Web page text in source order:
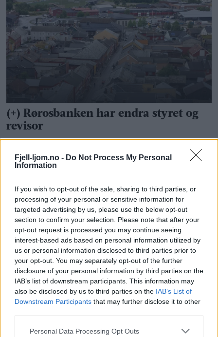
Fjell-ljom.no - Do Not Process My Personal
Information
If you wish to opt-out of the sale, sharing to third parties, or
processing of your personal or sensitive information for
targeted advertising by us, please use the below opt-out
section to confirm your selection. Please note that after your
opt-out request is processed you may continue seeing
interest-based ads based on personal information utilized by
us or personal information disclosed to third parties prior to
your opt-out. You may separately opt-out of the further
disclosure of your personal information by third parties on the
IAB’s list of downstream participants. This information may
also be disclosed by us to third parties on the IAB’s List of
Downstream Participants that may further disclose it to other
Personal Data Processing Opt Outs